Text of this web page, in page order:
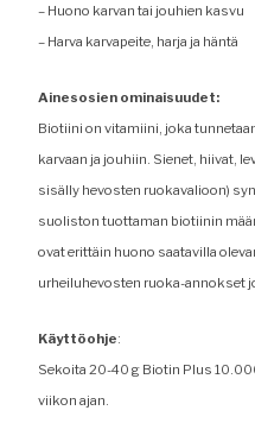
– Huono karvan tai jouhien kasvu
– Harva karvapeite, harja ja häntä
Ainesosien ominaisuudet:
Biotiini on vitamiini, joka
karvaan ja jouhiin. Sienet, hiivat,
sisälly hevosten ruokavalioon)
suoliston tuottaman biotiinin
ovat erittäin huono saatavilla
urheiluhevosten ruoka-annokset
Käyttöohje:
Sekoita 20-40 g Biotin Plus
viikon ajan.